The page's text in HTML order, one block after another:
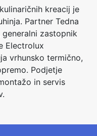
kreacij je
Partner Tedna
generalni zastopnik
Electrolux
vrhunsko termično,
Podjetje
in servis